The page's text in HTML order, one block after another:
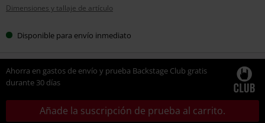
Dimensiones y tallaje de artículo
Disponible para envío inmediato
Ahorra en gastos de envío y prueba Backstage Club gratis
durante 30 días
Añade la suscripción de prueba al carrito.